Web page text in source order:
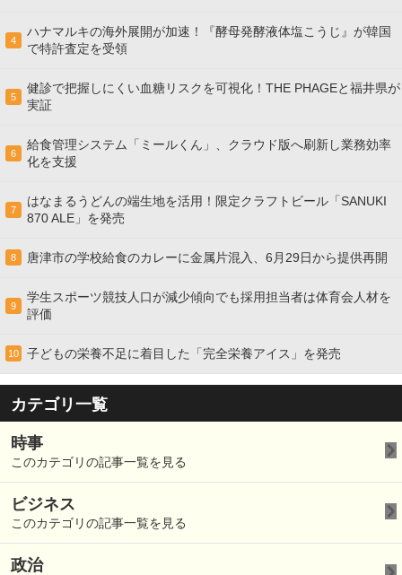
4
ハナマルキの海外展開が加速！『酵母発酵液体塩こうじ』が韓国
で特許査定を受領
5
健診で把握しにくい血糖リスクを可視化！THE PHAGEと福井県が
実証
6
給食管理システム「ミールくん」、クラウド版へ刷新し業務効率
化を支援
7
はなまるうどんの端生地を活用！限定クラフトビール「SANUKI
870 ALE」を発売
8 唐津市の学校給食のカレーに金属片混入、6月29日から提供再開
9
学生スポーツ競技人口が減少傾向でも採用担当者は体育会人材を
評価
10 子どもの栄養不足に着目した「完全栄養アイス」を発売
カテゴリ一覧
時事
このカテゴリの記事一覧を見る
ビジネス
このカテゴリの記事一覧を見る
政治